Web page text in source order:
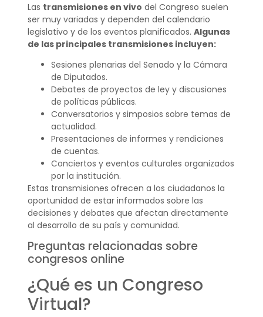
Las transmisiones en vivo del Congreso suelen
ser muy variadas y dependen del calendario
legislativo y de los eventos planificados. Algunas
de las principales transmisiones incluyen:
Sesiones plenarias del Senado y la Cámara
de Diputados.
Debates de proyectos de ley y discusiones
de políticas públicas.
Conversatorios y simposios sobre temas de
actualidad.
Presentaciones de informes y rendiciones
de cuentas.
Conciertos y eventos culturales organizados
por la institución.
Estas transmisiones ofrecen a los ciudadanos la
oportunidad de estar informados sobre las
decisiones y debates que afectan directamente
al desarrollo de su país y comunidad.
Preguntas relacionadas sobre
congresos online
¿Qué es un Congreso
Virtual?